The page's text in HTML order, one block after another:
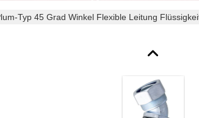
Typ 45 Grad Winkel Flexible Leitung